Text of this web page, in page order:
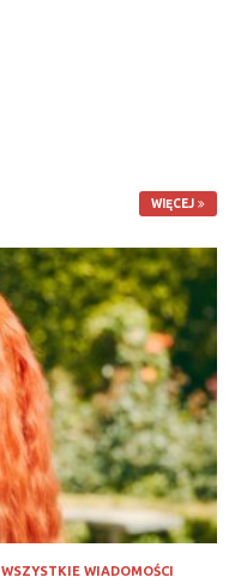
WIĘCEJ
WSZYSTKIE WIADOMOŚCI